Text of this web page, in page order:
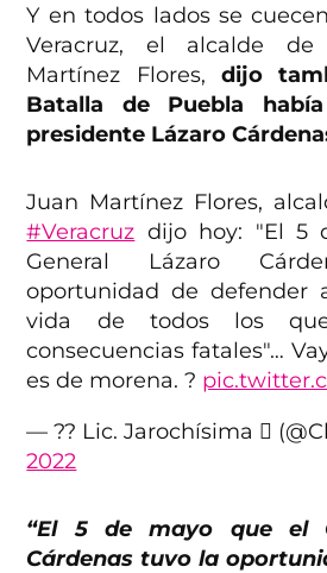
Y en todos lados se
Veracruz, el alcalde de
Martínez Flores, dijo
Batalla de Puebla
presidente Lázaro
Juan Martínez Flores,
#Veracruz dijo hoy: "El 5
General Lázaro
oportunidad de defender
vida de todos los
consecuencias fatales"…
es de morena. ?
— ?? Lic. Jarochísima 
2022
“El 5 de mayo que el
Cárdenas tuvo la